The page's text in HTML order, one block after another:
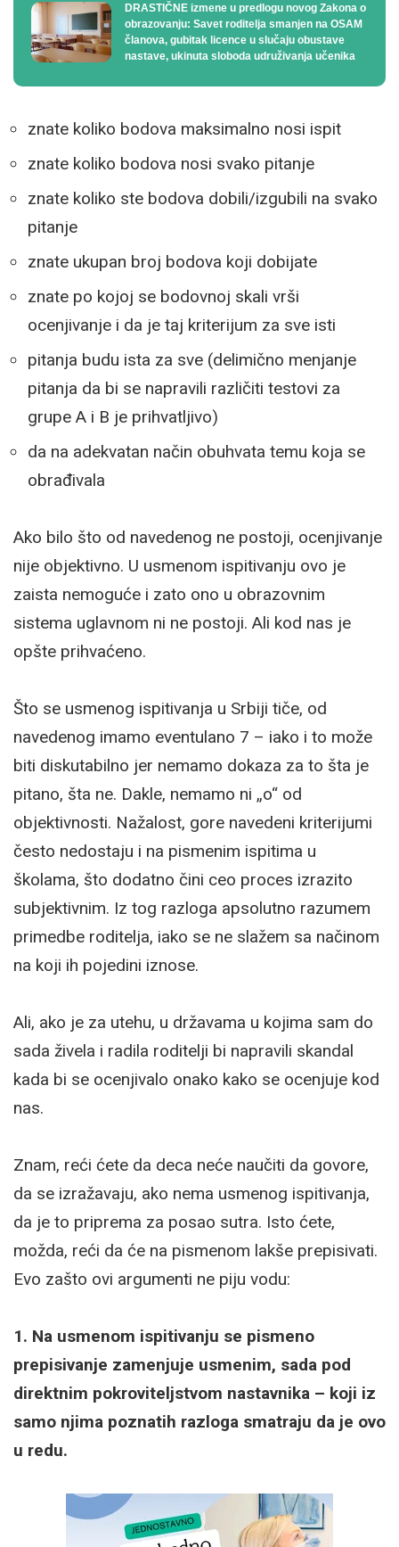
DRASTIČNE izmene u predlogu novog Zakona o
obrazovanju: Savet roditelja smanjen na OSAM
članova, gubitak licence u slučaju obustave
nastave, ukinuta sloboda udruživanja učenika
znate koliko bodova maksimalno nosi ispit
znate koliko bodova nosi svako pitanje
znate koliko ste bodova dobili/izgubili na svako
pitanje
znate ukupan broj bodova koji dobijate
znate po kojoj se bodovnoj skali vrši
ocenjivanje i da je taj kriterijum za sve isti
pitanja budu ista za sve (delimično menjanje
pitanja da bi se napravili različiti testovi za
grupe A i B je prihvatljivo)
da na adekvatan način obuhvata temu koja se
obrađivala
Ako bilo što od navedenog ne postoji, ocenjivanje
nije objektivno. U usmenom ispitivanju ovo je
zaista nemoguće i zato ono u obrazovnim
sistema uglavnom ni ne postoji. Ali kod nas je
opšte prihvaćeno.
Što se usmenog ispitivanja u Srbiji tiče, od
navedenog imamo eventulano 7 – iako i to može
biti diskutabilno jer nemamo dokaza za to šta je
pitano, šta ne. Dakle, nemamo ni „o“ od
objektivnosti. Nažalost, gore navedeni kriterijumi
često nedostaju i na pismenim ispitima u
školama, što dodatno čini ceo proces izrazito
subjektivnim. Iz tog razloga apsolutno razumem
primedbe roditelja, iako se ne slažem sa načinom
na koji ih pojedini iznose.
Ali, ako je za utehu, u državama u kojima sam do
sada živela i radila roditelji bi napravili skandal
kada bi se ocenjivalo onako kako se ocenjuje kod
nas.
Znam, reći ćete da deca neće naučiti da govore,
da se izražavaju, ako nema usmenog ispitivanja,
da je to priprema za posao sutra. Isto ćete,
možda, reći da će na pismenom lakše prepisivati.
Evo zašto ovi argumenti ne piju vodu:
1. Na usmenom ispitivanju se pismeno
prepisivanje zamenjuje usmenim, sada pod
direktnim pokroviteljstvom nastavnika – koji iz
samo njima poznatih razloga smatraju da je ovo
u redu.